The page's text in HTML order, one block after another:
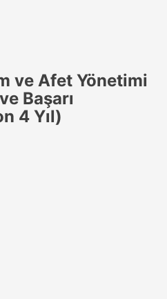
ve Afet Yönetimi
Başarı
4 Yıl)